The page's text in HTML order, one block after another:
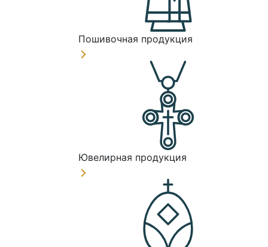
Пошивочная продукция
Ювелирная продукция